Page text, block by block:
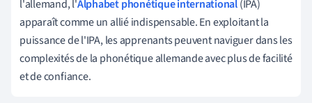
l'allemand, l'Alphabet phonétique international(IPA)
apparaît comme un allié indispensable. En exploitant la
puissance de l'IPA, les apprenants peuvent naviguer dans les
complexités de la phonétique allemande avec plus de facilité
et de confiance.